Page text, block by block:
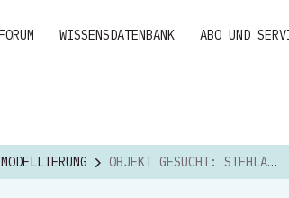
WISSENSDATENBANK ABO UND
MODELLIERUNG OBJEKT GESUCHT: STEHLAMPE FÜRS BÜRO MIT DIREKT/IND...